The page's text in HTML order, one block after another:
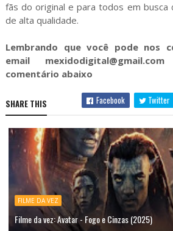
fãs do original e para todos em
de alta qualidade.
Lembrando que você pode nos
email
comentário abaixo
SHARE THIS Facebook Twitter
FILME DA VEZ
Filme da vez: Avatar - Fogo e Cinzas (2025)